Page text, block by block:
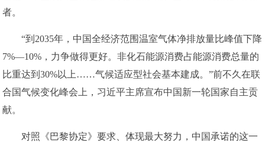
者。
“到2035年，中国全经济范围温室气体净排放量比峰值下降
7%—10%，力争做得更好。非化石能源消费占能源消费总量的
比重达到30%以上……气候适应型社会基本建成。”前不久在联
合国气候变化峰会上，习近平主席宣布中国新一轮国家自主贡
献。
对照《巴黎协定》要求、体现最大努力，中国承诺的这一